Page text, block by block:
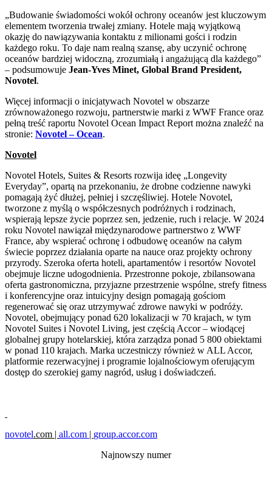
„Budowanie świadomości wokół ochrony oceanów jest kluczowym
elementem tworzenia trwałej zmiany. Hotele mają wyjątkową
okazję do nawiązywania kontaktu z milionami gości i rodzin
każdego roku. To daje nam realną szansę, aby uczynić ochronę
oceanów bardziej widoczną, zrozumiałą i angażującą dla każdego”
– podsumowuje Jean-Yves Minet, Global Brand President,
Novotel.
Więcej informacji o inicjatywach Novotel w obszarze
zrównoważonego rozwoju, partnerstwie marki z WWF France oraz
pełną treść raportu Novotel Ocean Impact Report można znaleźć na
stronie: Novotel – Ocean.
Novotel
Novotel Hotels, Suites & Resorts rozwija ideę „Longevity
Everyday”, opartą na przekonaniu, że drobne codzienne nawyki
pomagają żyć dłużej, pełniej i szczęśliwiej. Hotele Novotel,
tworzone z myślą o współczesnych podróżnych i rodzinach,
wspierają lepsze życie poprzez sen, jedzenie, ruch i relacje. W 2024
roku Novotel nawiązał międzynarodowe partnerstwo z WWF
France, aby wspierać ochronę i odbudowę oceanów na całym
świecie poprzez działania oparte na nauce oraz projekty ochrony
przyrody. Szeroka oferta hoteli, apartamentów i resortów Novotel
obejmuje liczne udogodnienia. Przestronne pokoje, zbilansowana
oferta gastronomiczna, przyjazne przestrzenie wspólne, strefy fitness
i konferencyjne oraz intuicyjny design pomagają gościom
regenerować się oraz utrzymywać zdrowe nawyki w podróży.
Novotel, obejmujący ponad 620 lokalizacji w 70 krajach, w tym
Novotel Suites i Novotel Living, jest częścią Accor – wiodącej
globalnej grupy hotelarskiej, która zarządza ponad 5 800 obiektami
w ponad 110 krajach. Marka uczestniczy również w ALL Accor,
platformie rezerwacyjnej i programie lojalnościowym oferującym
dostęp do szerokiej gamy nagród, usług i doświadczeń.
novotel.com | all.com | group.accor.com
Najnowszy numer